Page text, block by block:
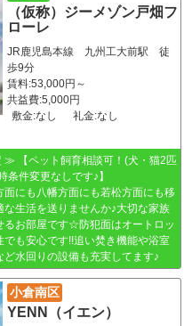
（仮称）ジーメゾン戸畑フ
ローレ
JR鹿児島本線 九州工大前駅 徒
歩9分
賃料:53,000円～
共益費:5,000円
敷金:なし
礼金:なし
【ペット飼育相談可！(犬・猫2匹
条件変更なしです♪】
にも八幡方面にも若松方面にも移
生活を送りませんか♪大切な家族
るお部屋です☆防犯面はオートロッ
も安心です!!追い焚き機能や浴室
水回りの設備も充実してます♪
小倉南区
YENN（イエン）